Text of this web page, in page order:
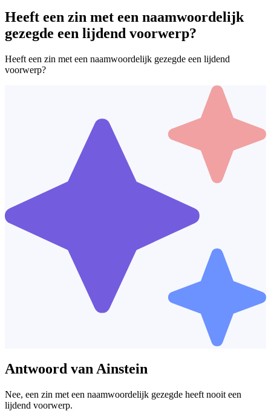
Heeft een zin met een naamwoordelijk
gezegde een lijdend voorwerp?
Heeft een zin met een naamwoordelijk gezegde een lijdend
voorwerp?
Antwoord van Ainstein
Nee, een zin met een naamwoordelijk gezegde heeft nooit een
lijdend voorwerp.